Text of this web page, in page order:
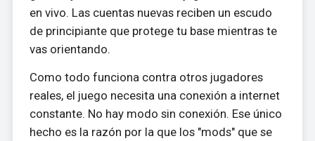
en vivo. Las cuentas nuevas reciben un escudo
de principiante que protege tu base mientras te
vas orientando.
Como todo funciona contra otros jugadores
reales, el juego necesita una conexión a internet
constante. No hay modo sin conexión. Ese único
hecho es la razón por la que los "mods" que se